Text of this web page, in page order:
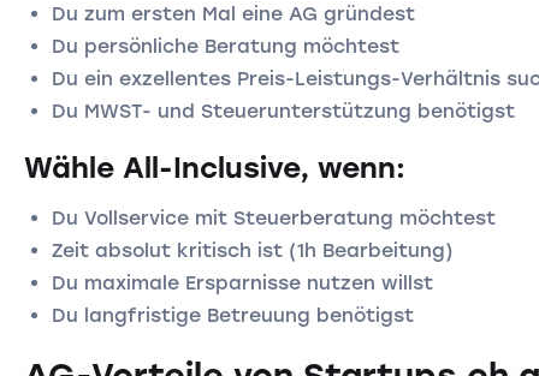
Du zum ersten Mal eine AG gründest
Du persönliche Beratung möchtest
Du ein exzellentes Preis-Leistungs-Verhältnis
Du MWST- und Steuerunterstützung benötigst
Wähle All-Inclusive, wenn:
Du Vollservice mit Steuerberatung möchtest
Zeit absolut kritisch ist (1h Bearbeitung)
Du maximale Ersparnisse nutzen willst
Du langfristige Betreuung benötigst